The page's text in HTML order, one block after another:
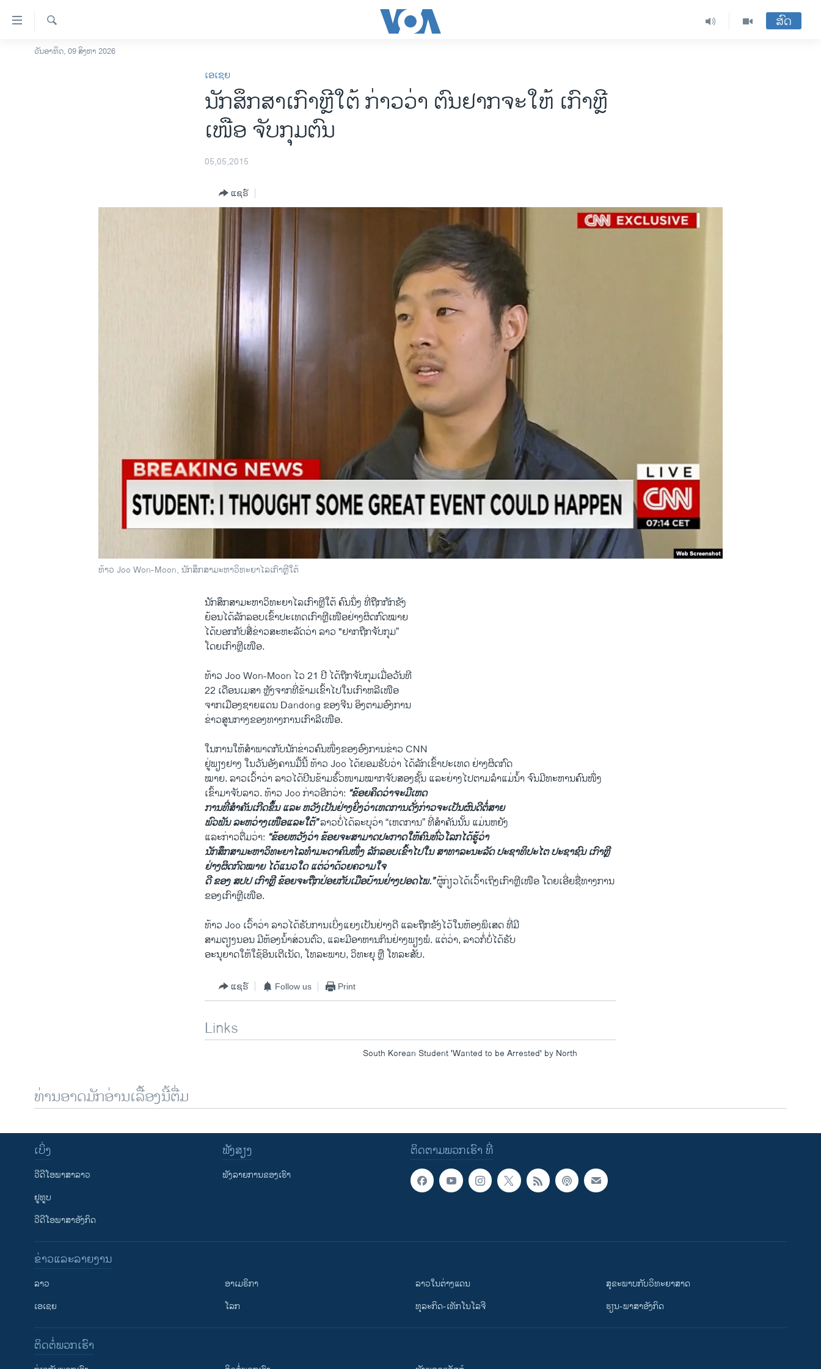
ລິ້ງ
ສຳຫລັບ
ໂຮມເພຈ
ຄົ້ນຫາ
ສົດ
ວັນອາທິດ, 09 ສິງຫາ 2026
ເອເຊຍ
ນັກສຶກສາເກົາຫຼີໃຕ້ ກ່າວວ່າ ຕົນຢາກຈະໃຫ້ ເກົາຫຼີ
ເໜືອ ຈັບກຸມຕົນ
05,05,2015
ແຊຣ໌
ທ້າວ Joo Won-Moon, ນັກສຶກສາມະຫາວິທະຍາໄລເກົາຫຼີໃຕ້
ນັກສຶກສາມະຫາວິທະຍາໄລເກົາຫຼີໃຕ້ ຄົນນຶ່ງ ທີ່ຖືກກັກ​ຂັງ
ຍ້ອນ​ໄດ້ລັກລອບເຂົ້າປະເທດເກົາຫຼີເໜືອຢ່າງຜິດກົດໝາຍ
ໄດ້ບອກກັບສື່ຂ່າວສະຫະລັດວ່າ ລາວ "ຢາກຖືກຈັບກຸມ”
ໂດຍເກົາຫຼີເໜືອ.
ທ້າວ Joo Won-Moon ​ໄວ 21 ປີ ໄດ້ຖືກຈັບກຸມ​ເມື່ອວັນທີ
22 ເດືອນເມສາ ຫຼັງຈາກ​ທີ່​ຂ້າມ​ເຂົ້າ​ໄປ​ໃນ​ເກົາຫລີ​ເໜືອ
ຈາກ​ເມືອງ​ຊາຍ​ແດນ Dandong ຂອງ​ຈີນ ອິງ​ຕາມ​ອົງ​ການ
​ຂ່າວ​ສູນ​ກາງຂອງ​ທາງ​ການ​ເກົາ​ລີ​ເໜືອ.
​ໃນ​ການ​ໃຫ້​ສຳພາດ​ກັບ​ນັກ​ຂ່າວ​ຄົນ​ໜຶ່ງ​ຂອງອົງການ​ຂ່າວ CNN
ຢູ່​ພຽງ​ຢາງ ​ໃນ​ວັນ​ອັງຄານ​ມື້​ນີ້ ທ້າວ Joo ໄດ້ຍອມຮັບວ່າ ໄດ້ລັກເຂົ້າປະເທດ ຢ່າງຜິດກົດ
ໝາຍ. ລາວເວົ້າວ່າ ລາວ​ໄດ້ປີນຂ້າມຮົ້ວໜາມໝາກຈັບສອງຊັ້ນ ແລະຍ່າງໄປຕາມລຳແມ່​ນ້ຳ ຈົນມີທະຫານຄົນໜຶ່ງ
ເຂົ້າມາຈັບລາວ. ທ້າວ Joo ກ່າວ​ອີກ​ວ່າ: “ຂ້ອຍຄິດວ່າຈະມີເຫດ
ການທີ່ສຳຄັນເກີດຂຶ້ນ ແລະ ຫວັງເປັນຢ່າງຍິ່ງວ່າເຫດການດັ່ງກ່າວຈະເປັນຜົນດີຕໍ່ສາຍ
ພົວພັນ ລະຫວ່າງເໜືອແລະໃຕ້”ລາວບໍ່ໄດ້ລະບຸວ່າ “ເຫດການ” ທີ່ສຳຄັນນັ້ນ ແມ່ນຫຍັງ
​ແລະ​ກ່າວ​ຕື່ມວ່າ: “ຂ້ອຍຫວັງວ່າ ຂ້ອຍຈະສາມາດປະກາດ​ໃຫ້ຄົນທົ່ວໂລກ​ໄດ້​ຮູ້ວ່າ
ນັກສຶກສາມະຫາວິທະຍາໄລທຳມະດາຄົນໜຶ່ງ ລັກລອບເຂົ້າ​ໄປ​ໃນ ສາທາລະນະລັດ ປະຊາທິປະໄຕ ປະຊາຊົນ ເກົາຫຼີ
ຢ່າງຜິດກົດໝາຍ ​ໄດ້​ແນວໃດ ​ແຕ່​ວ່າດ້ວຍຄວາມໃຈ
ດີ ຂອງ ສປປ ເກົາຫຼີ ຂ້ອຍຈະຖືກປ່ອຍກັບ​ເມືອບ້ານຢ່່າງປອດໄພ.”ຜູ້ກ່ຽວ​ໄດ້ເວົ້າ​ເຖິງ​ເກົາຫຼີ​ເໜືອ ໂດຍ​ເອີ່ຍຊື່ທາງການ
ຂອງເກົາຫຼີເໜືອ.
ທ້າວ Joo ເວົ້າວ່າ ລາວ​ໄດ້​ຮັບການເບິ່ງແຍງເປັນຢ່າງດີ ແລະຖືກຂັງ​ໄວ້ໃນຫ້ອງພິເສດ ທີ່ມີ
ສາມຕຽງນອນ ມີຫ້ອງນ້ຳສ່ວນຕົວ, ແລະມີອາຫານກິນຢ່າງພຽງພໍ. ​ແຕ່​ວ່າ, ລາວກໍ່ບໍ່ໄດ້ຮັບ
ອະນຸຍາດ​ໃຫ້​ໃຊ້ອິນເຕີເນັດ, ໂທລະພາບ, ວິທະຍຸ ຫຼື ໂທລະສັບ.
ແຊຣ໌ Follow us Print
Links
South Korean Student 'Wanted to be Arrested' by North
ທ່ານອາດມັກອ່ານເລື້ອງນີ້ຕື່ມ
ຕິດຕາມພວກເຮົາ ທີ່
ເບິ່ງ
ວີດີໂອພາສາລາວ
ຢູທູບ
ວີດີໂອພາສາອັງກິດ
ຟັງສຽງ
ຟັງລາຍການຂອງເຮົາ
ຂ່າວແລະລາຍງານ
ລາວ
ເອເຊຍ
ອາເມຣິກາ
ໂລກ
ລາວໃນຕ່າງແດນ
ທຸລະກິດ-ເທັກໂນໂລຈີ
ສຸຂະພາບກັບວິທະຍາສາດ
ຮຽນ-ພາສາອັງກິດ
ຕິດຕໍ່ພວກເຮົາ